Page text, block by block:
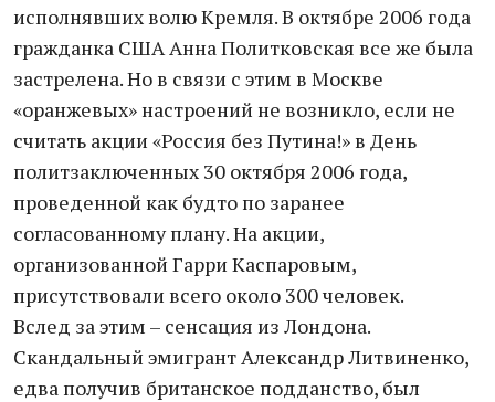
исполнявших волю Кремля. В октябре 2006 года
гражданка США Анна Политковская все же была
застрелена. Но в связи с этим в Москве
«оранжевых» настроений не возникло, если не
считать акции «Россия без Путина!» в День
политзаключенных 30 октября 2006 года,
проведенной как будто по заранее
согласованному плану. На акции,
организованной Гарри Каспаровым,
присутствовали всего около 300 человек.
Вслед за этим – сенсация из Лондона.
Скандальный эмигрант Александр Литвиненко,
едва получив британское подданство, был